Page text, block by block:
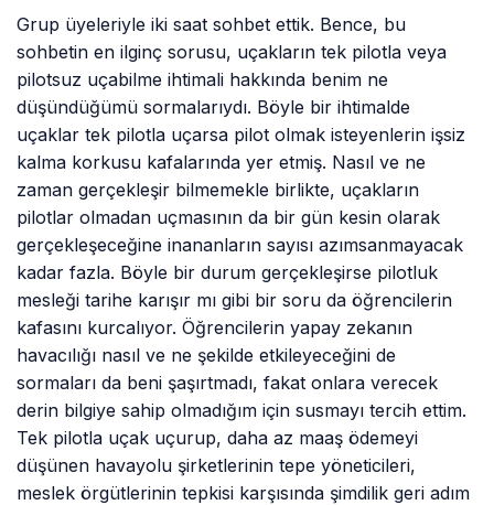
Grup üyeleriyle iki saat sohbet ettik. Bence, bu
sohbetin en ilginç sorusu, uçakların tek pilotla veya
pilotsuz uçabilme ihtimali hakkında benim ne
düşündüğümü sormalarıydı. Böyle bir ihtimalde
uçaklar tek pilotla uçarsa pilot olmak isteyenlerin işsiz
kalma korkusu kafalarında yer etmiş. Nasıl ve ne
zaman gerçekleşir bilmemekle birlikte, uçakların
pilotlar olmadan uçmasının da bir gün kesin olarak
gerçekleşeceğine inananların sayısı azımsanmayacak
kadar fazla. Böyle bir durum gerçekleşirse pilotluk
mesleği tarihe karışır mı gibi bir soru da öğrencilerin
kafasını kurcalıyor. Öğrencilerin yapay zekanın
havacılığı nasıl ve ne şekilde etkileyeceğini de
sormaları da beni şaşırtmadı, fakat onlara verecek
derin bilgiye sahip olmadığım için susmayı tercih ettim.
Tek pilotla uçak uçurup, daha az maaş ödemeyi
düşünen havayolu şirketlerinin tepe yöneticileri,
meslek örgütlerinin tepkisi karşısında şimdilik geri adım